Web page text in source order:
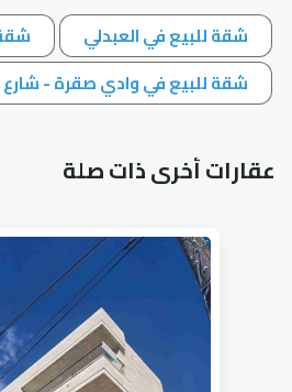
شقة للبيع في العبدلي
شقة للبيع في وادي صقرة - شارع
عقارات أخرى ذات صلة